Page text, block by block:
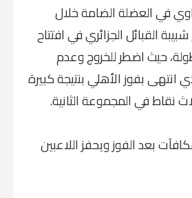
في العضلة الضامة خلال
القبائل الجزائري في افتتاح
حيث اضطر للخروج وعدم
انتهى بفوز الأهلي بنتيجة كبيرة
بعد الفوز ويحفز اللاعبين